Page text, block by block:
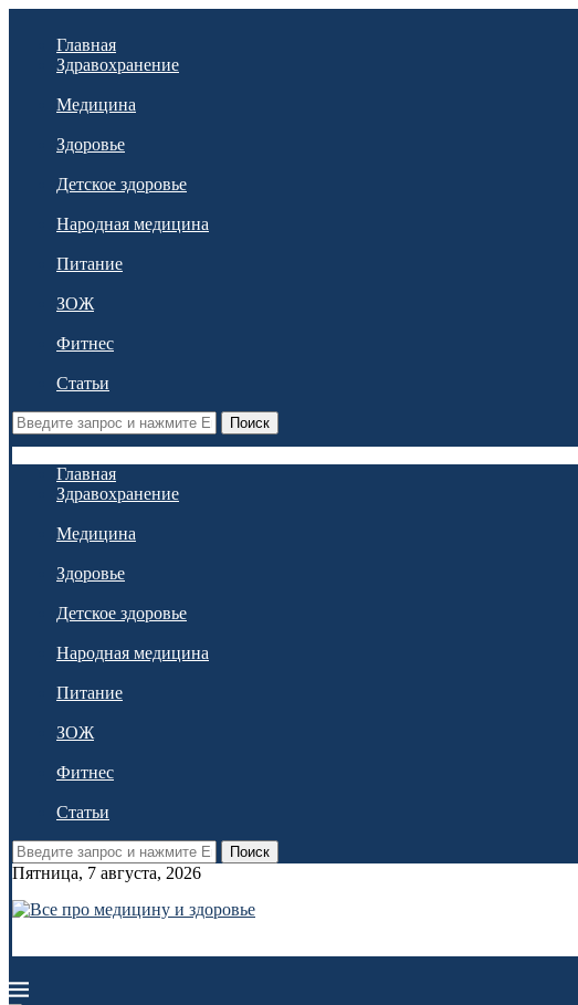
Главная
Здравохранение
Медицина
Здоровье
Детское здоровье
Народная медицина
Питание
ЗОЖ
Фитнес
Статьи
Поиск
Главная
Здравохранение
Медицина
Здоровье
Детское здоровье
Народная медицина
Питание
ЗОЖ
Фитнес
Статьи
Поиск
Пятница, 7 августа, 2026